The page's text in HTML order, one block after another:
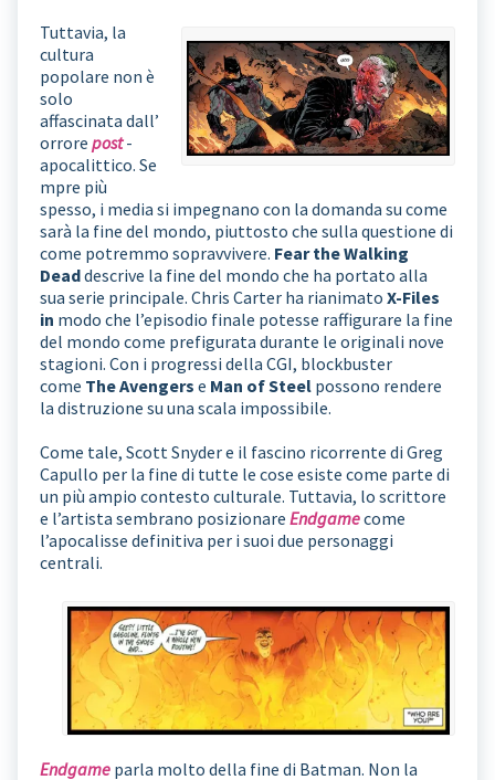
Tuttavia, la
cultura
popolare non è
solo
affascinata dall’
orrore post-
apocalittico. Se
mpre più
spesso, i media si impegnano con la domanda su come
sarà la fine del mondo, piuttosto che sulla questione di
come potremmo sopravvivere. Fear the Walking
Deaddescrive la fine del mondo che ha portato alla
sua serie principale. Chris Carter ha rianimato X-Files
in modo che l’episodio finale potesse raffigurare la fine
del mondo come prefigurata durante le originali nove
stagioni. Con i progressi della CGI, blockbuster
come The Avengers e Man of Steel possono rendere
la distruzione su una scala impossibile.
Come tale, Scott Snyder e il fascino ricorrente di Greg
Capullo per la fine di tutte le cose esiste come parte di
un più ampio contesto culturale. Tuttavia, lo scrittore
e l’artista sembrano posizionare Endgamecome
l’apocalisse definitiva per i suoi due personaggi
centrali.
Endgame parla molto della fine di Batman. Non la